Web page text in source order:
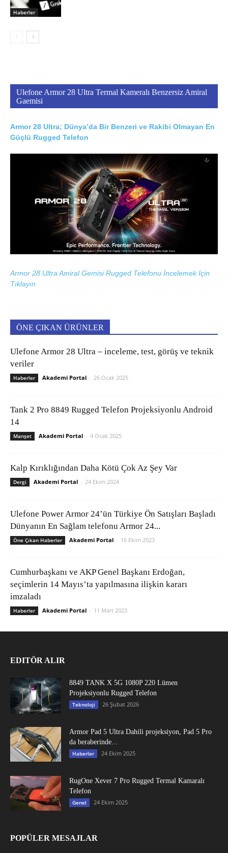
Haberler
Ulefone Armor 28 Ultra Termal Kameralı Benzersiz Amiral
Gaemisi
Armor 28 Ultra; Dünya’da Bir Benzeri ve Rakibi Olmayan En
Güçlü Rugged Telefon
Armor 28 Ultra Amiral Gemisi Rugged Telefonu İncelemek İçin
Tıklayın
ÖNE ÇIKAN ÜRÜNLER
Ulefone Armor 28 Ultra – inceleme, test, görüş ve teknik
veriler
Haberler Akademi Portal - 26 Ocak 2025
Tank 2 Pro 8849 Rugged Telefon Projeksiyonlu Android
14
Manşet Akademi Portal - 4 Ocak 2025
Kalp Kırıklığından Daha Kötü Çok Az Şey Var
Dergi Akademi Portal - 24 Ekim 2024
Ulefone Power Armor 24’ün Türkiye Ön Satışları Başladı
Dünyanın En Sağlam telefonu Armor 24...
Öne Çıkan Haberler Akademi Portal - 16 Ekim 2023
Cumhurbaşkanı ve AKP Genel Başkanı Erdoğan,
seçimlerin 14 Mayıs’ta yapılmasına ilişkin kararı
imzaladı
Haberler Akademi Portal - 11 Mart 2023
EDITÖR ALIR
8849 TANK X 5G 1080P 220 Lümen
Projeksiyonlu Rugged Telefon
Teknoloji 26 Şubat 2026
Armor Pad 5 Ultra Dahili projeksiyon, Pad 5 Pro
da beraberinde...
Haberler 24 Ekim 2025
RugOne Xever 7 Pro Rugged Termal Kamaralı
Telefon
Genel 24 Ekim 2025
POPÜLER MESAJLAR